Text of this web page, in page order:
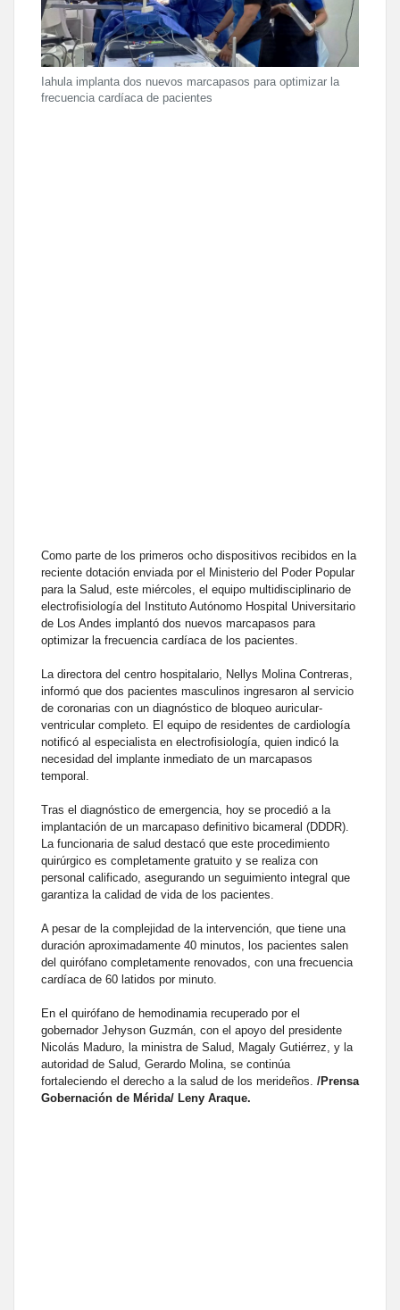
Iahula implanta dos nuevos marcapasos para optimizar la
frecuencia cardíaca de pacientes
Como parte de los primeros ocho dispositivos recibidos en la
reciente dotación enviada por el Ministerio del Poder Popular
para la Salud, este miércoles, el equipo multidisciplinario de
electrofisiología del Instituto Autónomo Hospital Universitario
de Los Andes implantó dos nuevos marcapasos para
optimizar la frecuencia cardíaca de los pacientes.
La directora del centro hospitalario, Nellys Molina Contreras,
informó que dos pacientes masculinos ingresaron al servicio
de coronarias con un diagnóstico de bloqueo auricular-
ventricular completo. El equipo de residentes de cardiología
notificó al especialista en electrofisiología, quien indicó la
necesidad del implante inmediato de un marcapasos
temporal.
Tras el diagnóstico de emergencia, hoy se procedió a la
implantación de un marcapaso definitivo bicameral (DDDR).
La funcionaria de salud destacó que este procedimiento
quirúrgico es completamente gratuito y se realiza con
personal calificado, asegurando un seguimiento integral que
garantiza la calidad de vida de los pacientes.
A pesar de la complejidad de la intervención, que tiene una
duración aproximadamente 40 minutos, los pacientes salen
del quirófano completamente renovados, con una frecuencia
cardíaca de 60 latidos por minuto.
En el quirófano de hemodinamia recuperado por el
gobernador Jehyson Guzmán, con el apoyo del presidente
Nicolás Maduro, la ministra de Salud, Magaly Gutiérrez, y la
autoridad de Salud, Gerardo Molina, se continúa
fortaleciendo el derecho a la salud de los merideños. /Prensa
Gobernación de Mérida/ Leny Araque.